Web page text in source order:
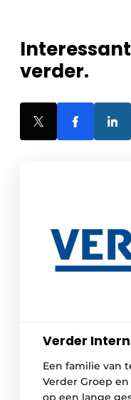
verder.
Verder
Een familie van
Verder Groep
op een lange